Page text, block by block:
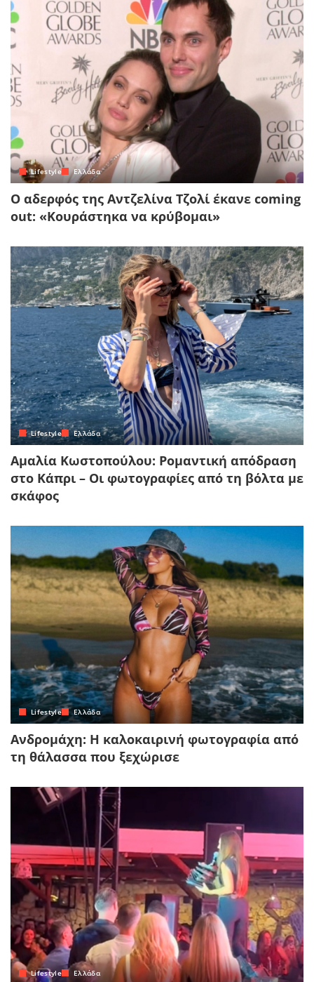
Lifestyle Ελλάδα
Ο αδερφός της Αντζελίνα Τζολί έκανε coming
out: «Κουράστηκα να κρύβομαι»
Lifestyle Ελλάδα
Αμαλία Κωστοπούλου: Ρομαντική απόδραση
στο Κάπρι – Οι φωτογραφίες από τη βόλτα με
σκάφος
Lifestyle Ελλάδα
Ανδρομάχη: Η καλοκαιρινή φωτογραφία από
τη θάλασσα που ξεχώρισε
Lifestyle Ελλάδα